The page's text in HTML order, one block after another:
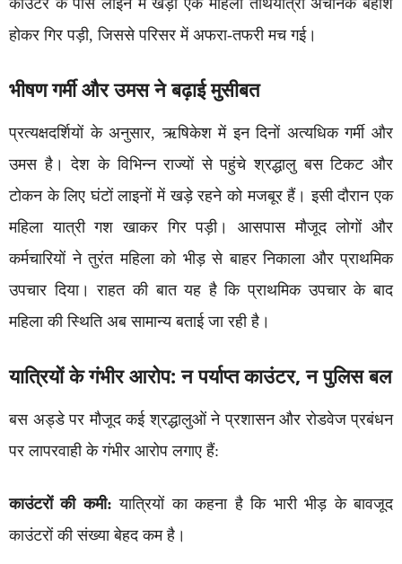
होकर गिर पड़ी, जिससे परिसर में अफरा-तफरी मच गई।
भीषण गर्मी और उमस ने बढ़ाई मुसीबत
प्रत्यक्षदर्शियों के अनुसार, ऋषिकेश में इन दिनों अत्यधिक गर्मी और
उमस है। देश के विभिन्न राज्यों से पहुंचे श्रद्धालु बस टिकट और
टोकन के लिए घंटों लाइनों में खड़े रहने को मजबूर हैं। इसी दौरान एक
महिला यात्री गश खाकर गिर पड़ी। आसपास मौजूद लोगों और
कर्मचारियों ने तुरंत महिला को भीड़ से बाहर निकाला और प्राथमिक
उपचार दिया। राहत की बात यह है कि प्राथमिक उपचार के बाद
महिला की स्थिति अब सामान्य बताई जा रही है।
यात्रियों के गंभीर आरोप: न पर्याप्त काउंटर, न पुलिस बल
बस अड्डे पर मौजूद कई श्रद्धालुओं ने प्रशासन और रोडवेज प्रबंधन
पर लापरवाही के गंभीर आरोप लगाए हैं:
काउंटरों की कमी: यात्रियों का कहना है कि भारी भीड़ के बावजूद
काउंटरों की संख्या बेहद कम है।